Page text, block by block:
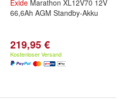
Exide Marathon XL12V70 12V
66,6Ah AGM Standby-Akku
219,95 €
Kostenloser Versand